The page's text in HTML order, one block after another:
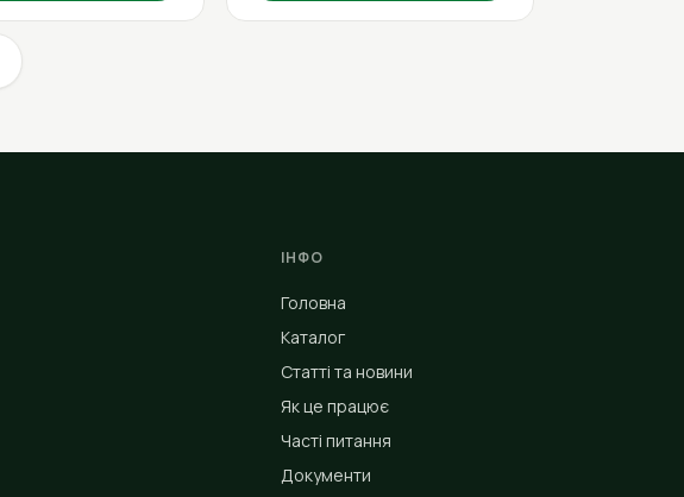
ІНФО
Головна
Каталог
Статті та новини
Як це працює
Часті питання
Документи